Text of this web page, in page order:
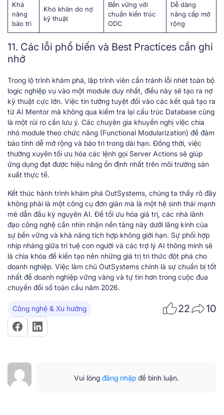
Khả
năng
bảo trì
Khó khăn do nợ
kỹ thuật
Bền vững với
chuẩn kiến trúc
ODC
Dễ dàng
nâng cấp mở
rộng
11. Các lỗi phổ biến và Best Practices cần ghi
nhớ
Trong lộ trình khám phá, lập trình viên cần tránh lỗi nhét toàn bộ
logic nghiệp vụ vào một module duy nhất, điều này sẽ tạo ra nợ
kỹ thuật cực lớn. Việc tin tưởng tuyệt đối vào các kết quả tạo ra
từ AI Mentor mà không qua kiểm tra lại cấu trúc Database cũng
là một rủi ro cần lưu ý. Các chuyên gia khuyến nghị việc chia
nhỏ module theo chức năng (Functional Modularization) để đảm
bảo tính dễ mở rộng và bảo trì trong dài hạn. Đồng thời, việc
thường xuyên tối ưu hóa các lệnh gọi Server Actions sẽ giúp
ứng dụng đạt được hiệu năng ổn định nhất trên môi trường sản
xuất thực tế.
Kết thúc hành trình khám phá OutSystems, chúng ta thấy rõ đây
không phải là một công cụ đơn giản mà là một hệ sinh thái mạnh
mẽ dẫn đầu kỷ nguyên AI. Để tối ưu hóa giá trị, các nhà lãnh
đạo công nghệ cần nhìn nhận nền tảng này dưới lăng kính của
sự bền vững và khả năng tích hợp không giới hạn. Sự phối hợp
nhịp nhàng giữa trí tuệ con người và các trợ lý AI thông minh sẽ
là chìa khóa để kiến tạo nên những giá trị tri thức đột phá cho
doanh nghiệp. Việc làm chủ OutSystems chính là sự chuẩn bị tốt
nhất để doanh nghiệp vững vàng và tự tin hơn trong cuộc đua
chuyển đổi số toàn cầu năm 2026.
Công nghệ & Xu hướng 22 10
Vui lòng đăng nhập để bình luận.